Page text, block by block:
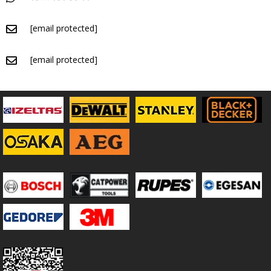
- D25303K Type : 1 Parça Numarası : 111
- D25303K Type : 3 Parça Numarası : 111
- D25304K Type : 2 Parça Numarası : 111
- D25304K Type : 3 Parça Numarası : 111
- D25313K Type : 1 Parça Numarası : 111
- D25313K Type : 3 Parça Numarası : 111
- D25314K Type : 1 Parça Numarası : 111
- D25314K Type : 2 Parça Numarası : 111
[email protected]
[email protected]